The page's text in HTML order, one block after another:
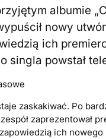
albumie
nowy utwór
ich
singla powstał
zaskakiwać. Po
zaprezentował
zapowiedzią ich nowego